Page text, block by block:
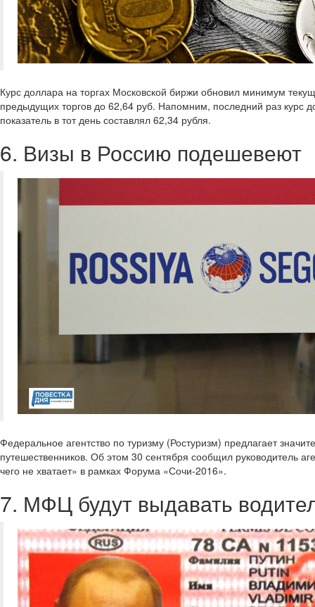
Курс доллара на торгах Московской биржи обновил минимум
предыдущих торгов до 62,64 руб. Напомним, последний раз
показатель в тот день составлял 62,34 рубля.
6. Визы в Россию подешевеют
Федеральное агентство по туризму (Ростуризм) предлагает
путешественников. Об этом 30 сентября сообщил руководитель
чего не хватает» в рамках Форума «Сочи-2016».
7. МФЦ будут выдавать